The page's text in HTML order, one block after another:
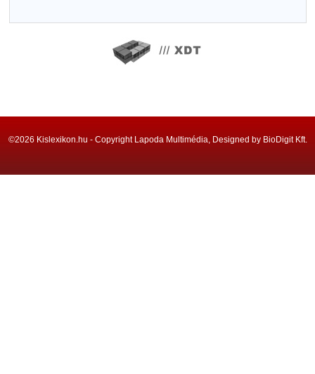
©2026 Kislexikon.hu - Copyright Lapoda Multimédia, Designed by BioDigit Kft.